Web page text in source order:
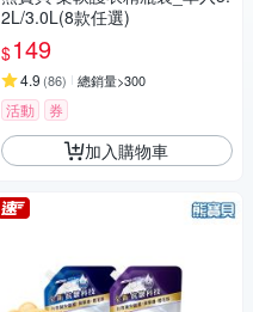
2L/3.0L(8款任選)
$149
4.9 (86) 總銷量>300
活動 券
加入購物車